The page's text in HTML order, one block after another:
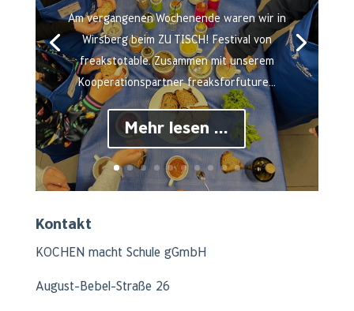
Am vergangenen Wochenende waren wir in
Wirsberg beim ZU TISCH! Festival von
freakstotable. Zusammen mit unserem
Kooperationspartner freaksforfuture...
Mehr lesen ...
Kontakt
KOCHEN macht Schule gGmbH
August-Bebel-Straße 26